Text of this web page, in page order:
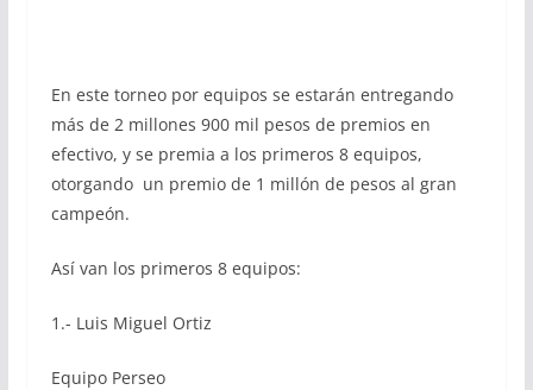
En este torneo por equipos se estarán entregando
más de 2 millones 900 mil pesos de premios en
efectivo, y se premia a los primeros 8 equipos,
otorgando un premio de 1 millón de pesos al gran
campeón.
Así van los primeros 8 equipos:
1.- Luis Miguel Ortiz
Equipo Perseo